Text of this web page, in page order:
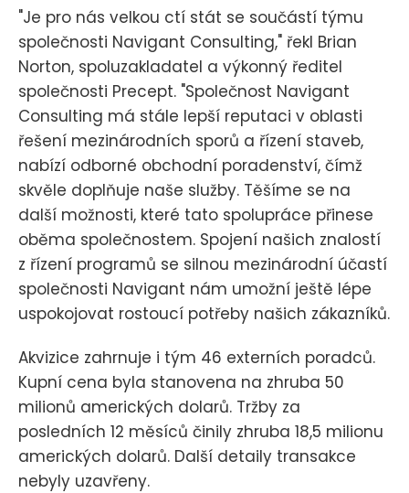
"Je pro nás velkou ctí stát se součástí týmu
společnosti Navigant Consulting," řekl Brian
Norton, spoluzakladatel a výkonný ředitel
společnosti Precept. "Společnost Navigant
Consulting má stále lepší reputaci v oblasti
řešení mezinárodních sporů a řízení staveb,
nabízí odborné obchodní poradenství, čímž
skvěle doplňuje naše služby. Těšíme se na
další možnosti, které tato spolupráce přinese
oběma společnostem. Spojení našich znalostí
z řízení programů se silnou mezinárodní účastí
společnosti Navigant nám umožní ještě lépe
uspokojovat rostoucí potřeby našich zákazníků.
Akvizice zahrnuje i tým 46 externích poradců.
Kupní cena byla stanovena na zhruba 50
milionů amerických dolarů. Tržby za
posledních 12 měsíců činily zhruba 18,5 milionu
amerických dolarů. Další detaily transakce
nebyly uzavřeny.